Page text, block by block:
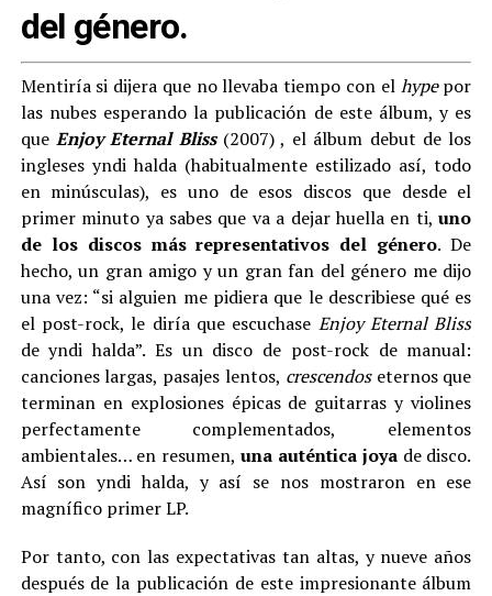
del género.
Mentiría si dijera que no llevaba tiempo con el hypepor
las nubes esperando la publicación de este álbum, y es
queEnjoy Eternal Bliss(2007) , el álbum debut de los
ingleses yndi halda (habitualmente estilizado así, todo
en minúsculas), es uno de esos discos que desde el
primer minuto ya sabes que va a dejar huella en ti,uno
de los discos más representativos del género. De
hecho, un gran amigo y un gran fan del género me dijo
una vez: “si alguien me pidiera que le describiese qué es
el post-rock, le diría que escuchase Enjoy Eternal Bliss
de yndi halda”. Es un disco de post-rock de manual:
canciones largas, pasajes lentos, crescendoseternos que
terminan en explosiones épicas de guitarras y violines
perfectamente complementados, elementos
ambientales… en resumen,una auténtica joya de disco.
Así son yndi halda, y así se nos mostraron en ese
magnífico primer LP.
Por tanto, con las expectativas tan altas, y nueve años
después de la publicación de este impresionante álbum